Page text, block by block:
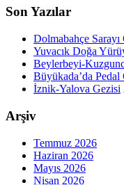
Son Yazılar
Dolmabahçe Sarayı
Yuvacık Doğa
Beylerbeyi-
Büyükada’da
İznik-Yalova Gezisi
Arşiv
Temmuz 2026
Haziran 2026
Mayıs 2026
Nisan 2026